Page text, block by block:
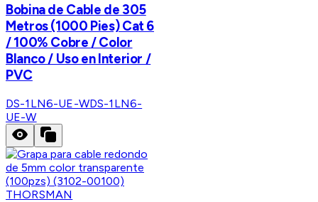
Bobina de Cable de 305
Metros (1000 Pies) Cat 6
/ 100% Cobre / Color
Blanco / Uso en Interior /
PVC
DS-1LN6-UE-WDS-1LN6-
UE-W
THORSMAN